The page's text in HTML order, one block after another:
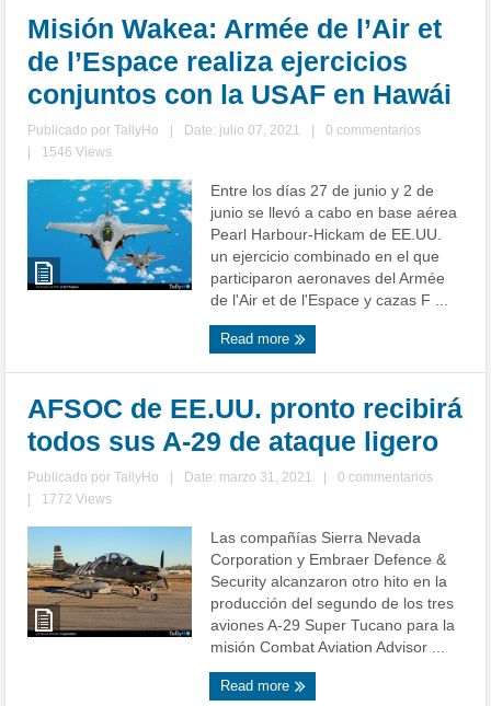
Misión Wakea: Armée de l’Air et
de l’Espace realiza ejercicios
conjuntos con la USAF en Hawái
Publicado porTallyHo Date: julio 07, 2021
0 commentarios
1546 Views
Entre los días 27 de junio y 2 de
junio se llevó a cabo en base aérea
Pearl Harbour-Hickam de EE.UU.
un ejercicio combinado en el que
participaron aeronaves del Armée
de l'Air et de l'Espace y cazas F ...
Read more
AFSOC de EE.UU. pronto recibirá
todos sus A-29 de ataque ligero
Publicado porTallyHo Date: marzo 31, 2021
0 commentarios
1772 Views
Las compañías Sierra Nevada
Corporation y Embraer Defence &
Security alcanzaron otro hito en la
producción del segundo de los tres
aviones A-29 Super Tucano para la
misión Combat Aviation Advisor ...
Read more